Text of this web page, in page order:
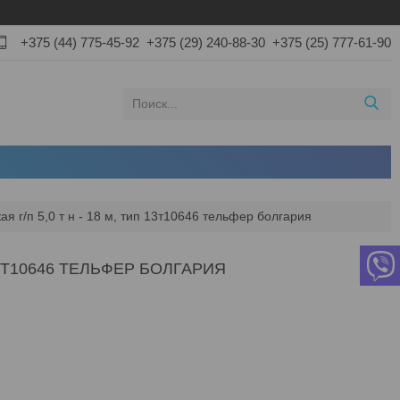
+375 (44) 775-45-92 +375 (29) 240-88-30 +375 (25) 777-61-90
г/п 5,0 т н - 18 м, тип 13т10646 тельфер болгария
ТЕЛЬФЕР БОЛГАРИЯ